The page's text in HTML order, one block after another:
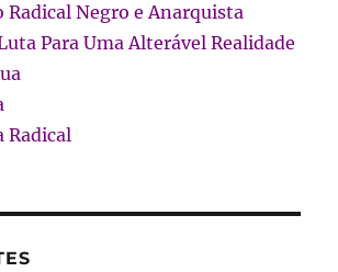
Radical Negro e Anarquista
Para Uma Alterável Realidade
Radical